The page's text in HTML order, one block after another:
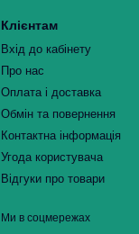
Клієнтам
Вхід до кабінету
Про нас
Оплата і доставка
Обмін та повернення
Контактна інформація
Угода користувача
Відгуки про товари
Ми в соцмережах